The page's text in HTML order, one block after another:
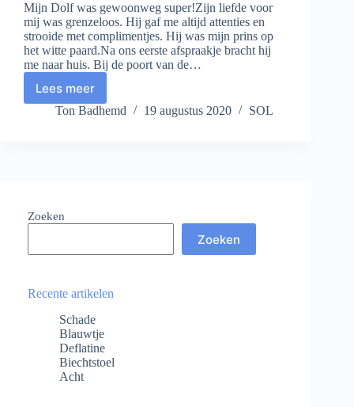
Mijn Dolf was gewoonweg super!Zijn liefde voor
mij was grenzeloos. Hij gaf me altijd attenties en
strooide met complimentjes. Hij was mijn prins op
het witte paard.Na ons eerste afspraakje bracht hij
me naar huis. Bij de poort van de…
Lees meer
Spijt
Ton Badhemd 19 augustus 2020 SOL
Zoeken
Zoeken
Recente artikelen
Schade
Blauwtje
Deflatine
Biechtstoel
Acht